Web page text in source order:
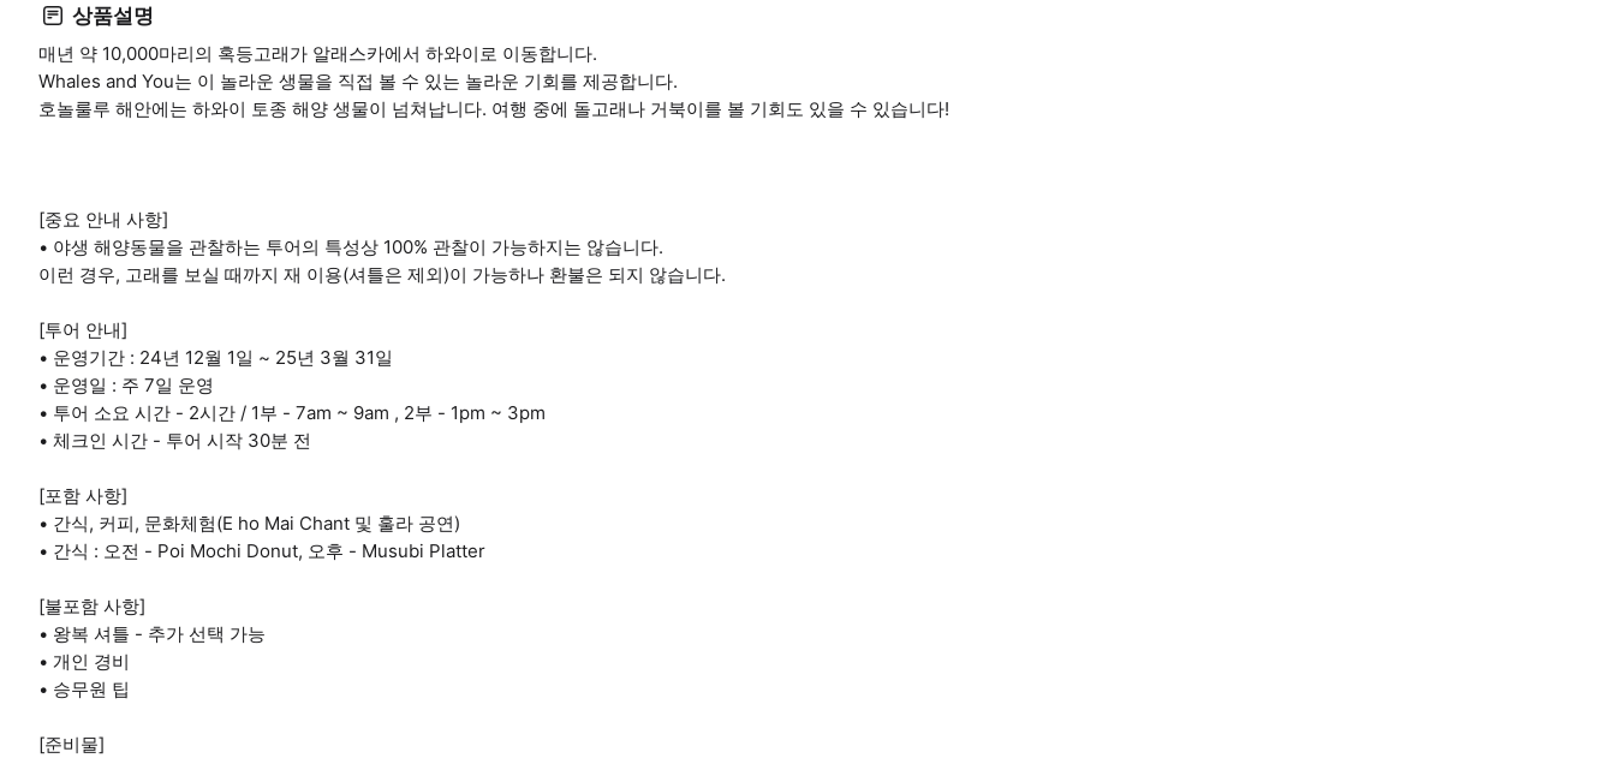
상품설명
매년 약 10,000마리의 혹등고래가 알래스카에서 하와이로 이동합니다.
Whales and You는 이 놀라운 생물을 직접 볼 수 있는 놀라운 기회를 제공합니다.
호놀룰루 해안에는 하와이 토종 해양 생물이 넘쳐납니다. 여행 중에 돌고래나 거북이를 볼 기회도 있을 수 있습니다!
[중요 안내 사항]
• 야생 해양동물을 관찰하는 투어의 특성상 100% 관찰이 가능하지는 않습니다.
이런 경우, 고래를 보실 때까지 재 이용(셔틀은 제외)이 가능하나 환불은 되지 않습니다.
[투어 안내]
• 운영기간 : 24년 12월 1일 ~ 25년 3월 31일
• 운영일 : 주 7일 운영
• 투어 소요 시간 - 2시간 / 1부 - 7am ~ 9am , 2부 - 1pm ~ 3pm
• 체크인 시간 - 투어 시작 30분 전
[포함 사항]
• 간식, 커피, 문화체험(E ho Mai Chant 및 훌라 공연)
• 간식 : 오전 - Poi Mochi Donut, 오후 - Musubi Platter
[불포함 사항]
• 왕복 셔틀 - 추가 선택 가능
• 개인 경비
• 승무원 팁
[준비물]